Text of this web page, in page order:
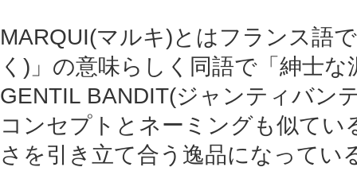
MARQUI(マルキ)とはフランス語
く)」の意味らしく同語で「紳士
GENTIL BANDIT(ジャンティバン
コンセプトとネーミングも似てい
さを引き立て合う逸品になってい